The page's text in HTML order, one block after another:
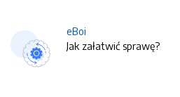
eBoi
Jak załatwić sprawę?